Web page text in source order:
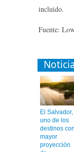
incluido.
Fuente:
El Salvador,
uno de los
destinos con
mayor
proyección